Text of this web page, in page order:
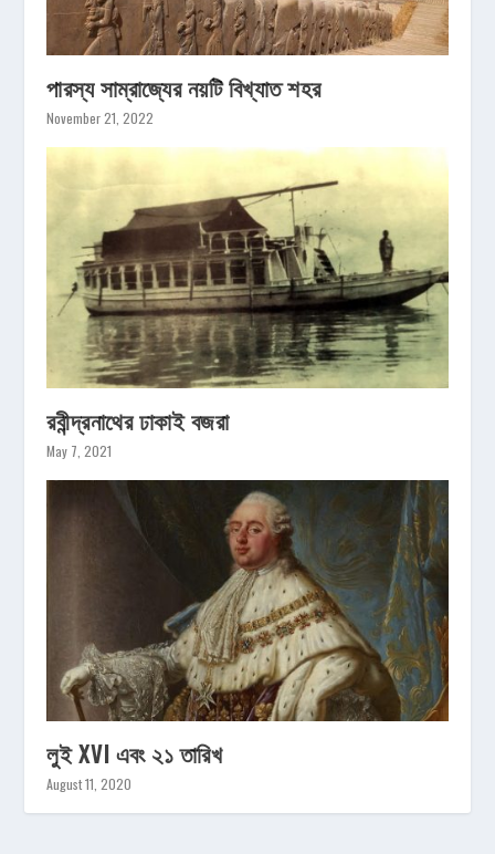
পারস্য সাম্রাজ্যের নয়টি বিখ্যাত শহর
November 21, 2022
রবীন্দ্রনাথের ঢাকাই বজরা
May 7, 2021
লুই XVI এবং ২১ তারিখ
August 11, 2020